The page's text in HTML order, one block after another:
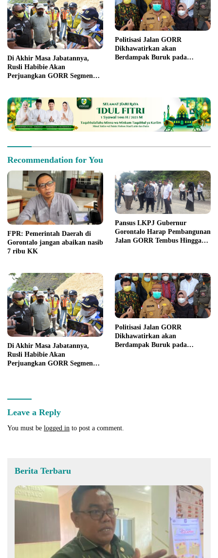
Di Akhir Masa Jabatannya,
Rusli Habibie Akan
Perjuangkan GORR Segmen
Politisasi Jalan GORR
Dikhawatirkan akan
Berdampak Buruk pada
Recommendation for You
FPR: Pemerintah Daerah di
Gorontalo jangan abaikan nasib
7 ribu KK
Pansus LKPJ Gubernur
Gorontalo Harap Pembangunan
Jalan GORR Tembus Hingga
Di Akhir Masa Jabatannya,
Rusli Habibie Akan
Perjuangkan GORR Segmen
Politisasi Jalan GORR
Dikhawatirkan akan
Berdampak Buruk pada
Leave a Reply
You must be logged in to post a comment.
Berita Terbaru